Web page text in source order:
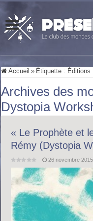
Accueil » Étiquette : Éditions
Archives des
Dystopia
« Le Prophète et
Rémy (Dystopia
26 novembre 2015